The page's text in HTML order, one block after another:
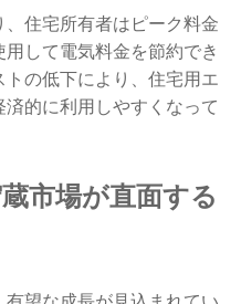
住宅所有者はピーク料金
して電気料金を節約でき
の低下により、住宅用エ
的に利用しやすくなって
市場が直面する